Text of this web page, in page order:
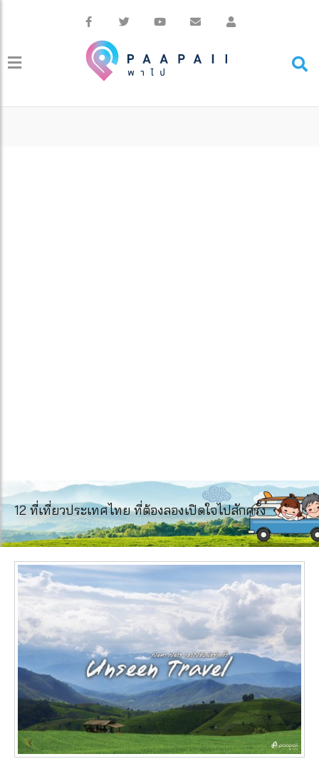
12 ที่เที่ยวประเทศไทย ที่ต้องลองเปิดใจไปสักครั้ง